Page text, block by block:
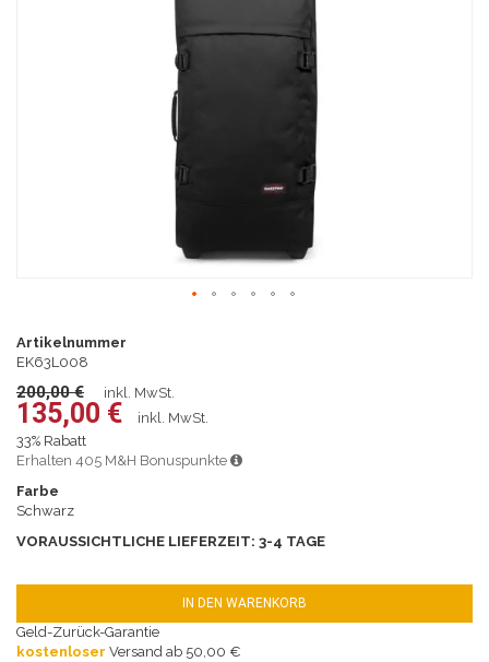
Anfang
der
springen
Artikelnummer
EK63L008
200,00 € inkl. MwSt.
135,00 €
inkl. MwSt.
33% Rabatt
Erhalten 405 M&H Bonuspunkte
Farbe
Schwarz
VORAUSSICHTLICHE LIEFERZEIT: 3-4 TAGE
IN DEN WARENKORB
Geld-Zurück-Garantie
kostenloser Versand ab 50,00 €